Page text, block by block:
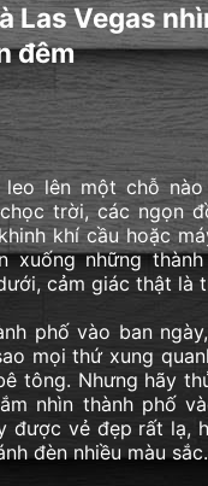
Las Vegas
đêm
leo lên một chỗ
trời, các ngọn
khí cầu hoặc
xuống những
cảm giác thật là
phố vào ban
mọi thứ xung
tông. Nhưng hãy
nhìn thành phố
được vẻ đẹp rất lạ,
đèn nhiều màu sắc.